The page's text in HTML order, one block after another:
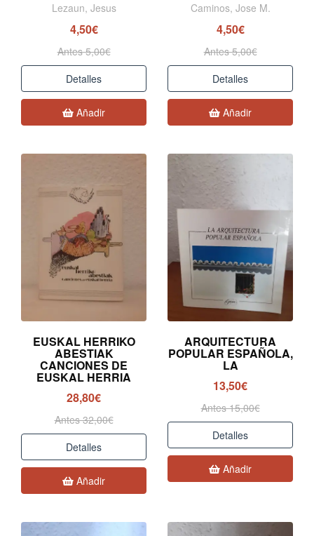
Lezaun, Jesus
4,50€
Antes 5,00€
Detalles
Añadir
Caminos, Jose M.
4,50€
Antes 5,00€
Detalles
Añadir
EUSKAL HERRIKO
ABESTIAK
CANCIONES DE
EUSKAL HERRIA
28,80€
Antes 32,00€
Detalles
Añadir
ARQUITECTURA
POPULAR ESPAÑOLA,
LA
13,50€
Antes 15,00€
Detalles
Añadir